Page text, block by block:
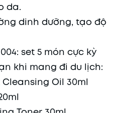
da.
dinh dưỡng, tạo độ
set 5 món cực kỳ
khi mang đi du lịch:
Oil 30ml